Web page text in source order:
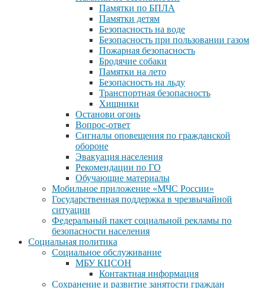
Памятки по БПЛА
Памятки детям
Безопасность на воде
Безопасность при пользовании газом
Пожарная безопасность
Бродячие собаки
Памятки на лето
Безопасность на льду
Транспортная безопасность
Хищники
Останови огонь
Вопрос-ответ
Сигналы оповещения по гражданской
обороне
Эвакуация населения
Рекомендации по ГО
Обучающие материалы
Мобильное приложение «МЧС России»
Государственная поддержка в чрезвычайной
ситуации
Федеральный пакет социальной рекламы по
безопасности населения
Социальная политика
Социальное обслуживание
МБУ КЦСОН
Контактная информация
Сохранение и развитие занятости граждан